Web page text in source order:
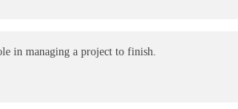
in managing a project to finish.